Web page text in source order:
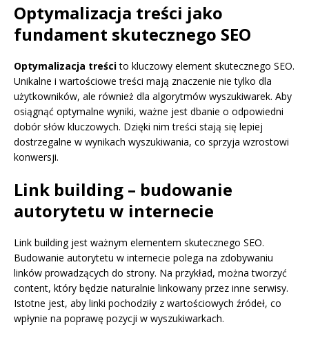
Optymalizacja treści jako
fundament skutecznego SEO
Optymalizacja treścito kluczowy element skutecznego SEO.
Unikalne i wartościowe treści mają znaczenie nie tylko dla
użytkowników, ale również dla algorytmów wyszukiwarek. Aby
osiągnąć optymalne wyniki, ważne jest dbanie o odpowiedni
dobór słów kluczowych. Dzięki nim treści stają się lepiej
dostrzegalne w wynikach wyszukiwania, co sprzyja wzrostowi
konwersji.
Link building – budowanie
autorytetu w internecie
Link building jest ważnym elementem skutecznego SEO.
Budowanie autorytetu w internecie polega na zdobywaniu
linków prowadzących do strony. Na przykład, można tworzyć
content, który będzie naturalnie linkowany przez inne serwisy.
Istotne jest, aby linki pochodziły z wartościowych źródeł, co
wpłynie na poprawę pozycji w wyszukiwarkach.